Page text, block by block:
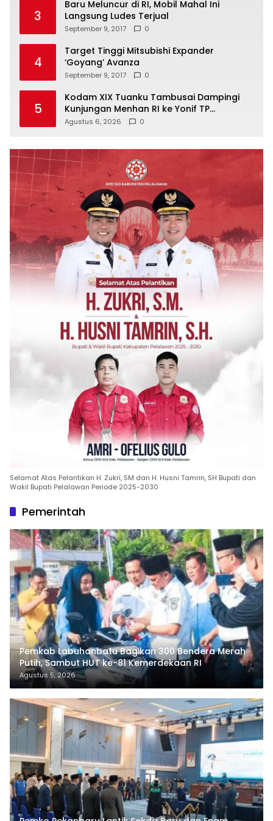
3
Baru Meluncur di RI, Mobil Mahal Ini
Langsung Ludes Terjual
September 9, 2017 0
4
Target Tinggi Mitsubishi Expander
‘Goyang’ Avanza
September 9, 2017 0
5
Kodam XIX Tuanku Tambusai Dampingi
Kunjungan Menhan RI ke Yonif TP
952/Imam Bulqin, Perkuat Pembangunan
Agustus 6, 2026 0
Selamat Atas Pelantikan H. Zukri, SM dan H. Husni Tamrin, SH Bupati dan
Wakil Bupati Pelalawan Periode 2025-2030
Pemerintah
Pemkab Labuhanbatu Bagikan 300 Bendera Merah
Putih, Sambut HUT ke-81 Kemerdekaan RI
Agustus 5, 2026